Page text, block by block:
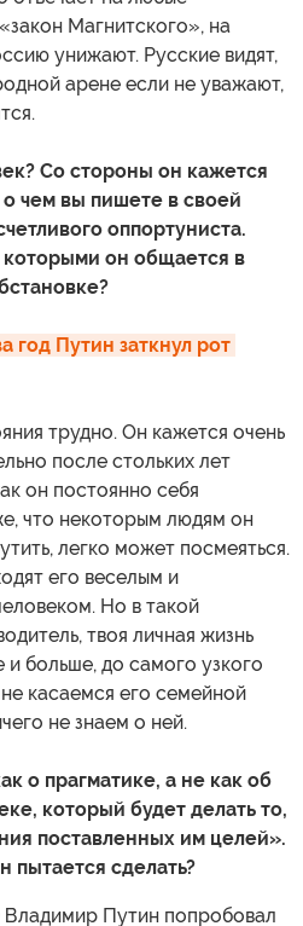
Магнитского», на
унижают. Русские видят,
арене если не уважают,
Со стороны он кажется
чем вы пишете в своей
оппортуниста.
которыми он общается в
год Путин заткнул рот
трудно. Он кажется очень
после стольких лет
он постоянно себя
что некоторым людям он
легко может посмеяться.
его веселым и
Но в такой
твоя личная жизнь
больше, до самого узкого
касаемся его семейной
не знаем о ней.
о прагматике, а не как об
который будет делать то,
поставленных им целей».
пытается сделать?